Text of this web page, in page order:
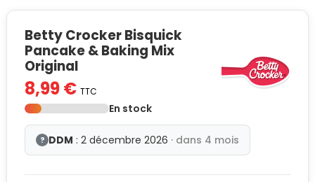
Betty Crocker Bisquick
Pancake & Baking Mix
Original
8,99 € TTC
En stock
? DDM : 2 décembre 2026 · dans 4 mois